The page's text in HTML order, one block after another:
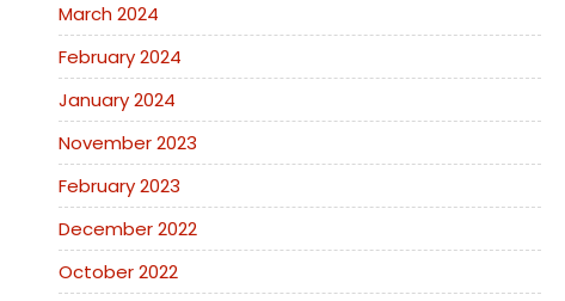
March 2024
February 2024
January 2024
November 2023
February 2023
December 2022
October 2022